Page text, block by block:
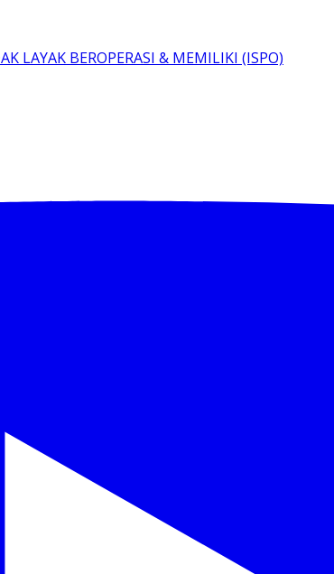
LAYAK BEROPERASI & MEMILIKI (ISPO)